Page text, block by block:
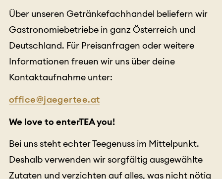
Über unseren Getränkefachhandel beliefern wir
Gastronomiebetriebe in ganz Österreich und
Deutschland. Für Preisanfragen oder weitere
Informationen freuen wir uns über deine
Kontaktaufnahme unter:
office@jaegertee.at
We love to enterTEA you!
Bei uns steht echter Teegenuss im Mittelpunkt.
Deshalb verwenden wir sorgfältig ausgewählte
Zutaten und verzichten auf alles, was nicht nötig